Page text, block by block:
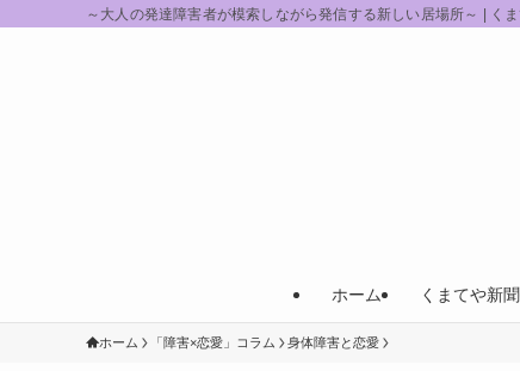
～大人の発達障害者が模索しながら発信する新しい居場所～ | く
ホーム くまてや新聞
ホーム 「障害×恋愛」コラム 身体障害と恋愛